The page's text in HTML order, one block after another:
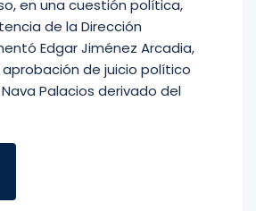
en una cuestión política,
de la Dirección
Edgar Jiménez Arcadia,
de juicio político
Palacios derivado del